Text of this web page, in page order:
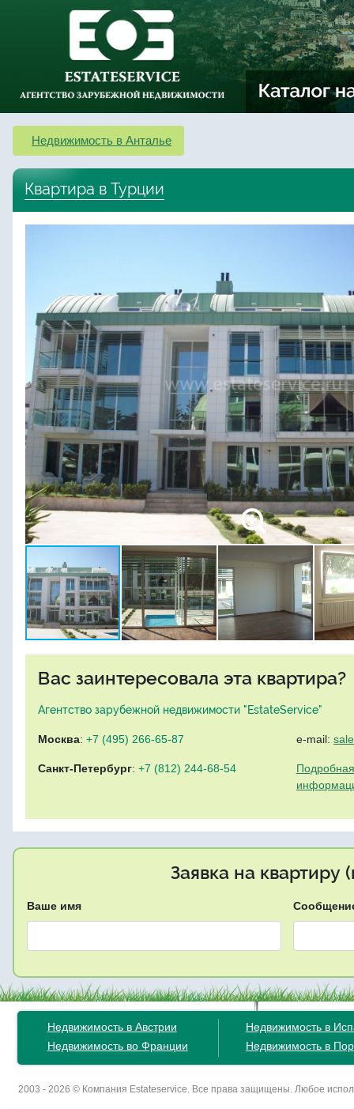
Недвижимость в Анталье
Квартира в Турции
Вас заинтересовала эта квартира?
Агентство зарубежной недвижимости "EstateService"
Москва: +7 (495) 266-65-87
Санкт-Петербург: +7 (812) 244-68-54
e-mail:
Заявка на квартиру
Ваше имя
Недвижимость в Австрии
Недвижимость во Франции
Недвижимость в
Недвижимость в
2003 - 2026 © Компания Estateservice. Все права защищены. Любое